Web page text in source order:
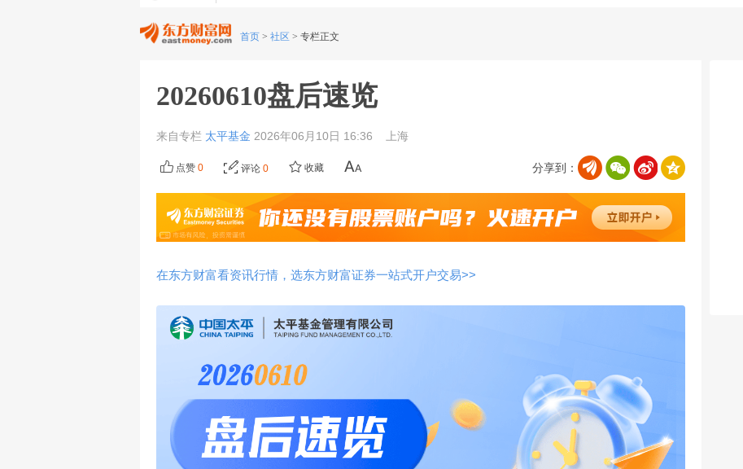
首页 > 社区 > 专栏正文
20260610盘后速览
来自专栏 太平基金 2026年06月10日 16:36 上海
分享到：
点赞 0 评论 0 收藏
在东方财富看资讯行情，选东方财富证券一站式开户交易>>